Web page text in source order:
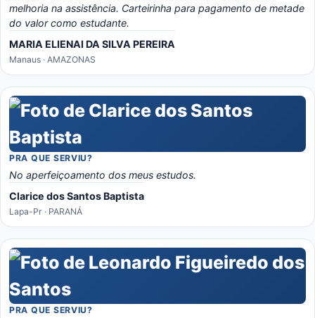
melhoria na assistência. Carteirinha para pagamento de metade
do valor como estudante.
MARIA ELIENAI DA SILVA PEREIRA
Manaus · AMAZONAS
PRA QUE SERVIU?
No aperfeiçoamento dos meus estudos.
Clarice dos Santos Baptista
Lapa-Pr · PARANÁ
PRA QUE SERVIU?